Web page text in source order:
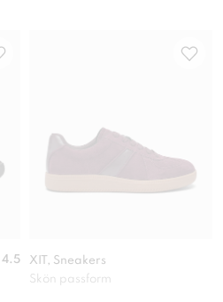
4.5
XIT, Sneakers
Skön passform